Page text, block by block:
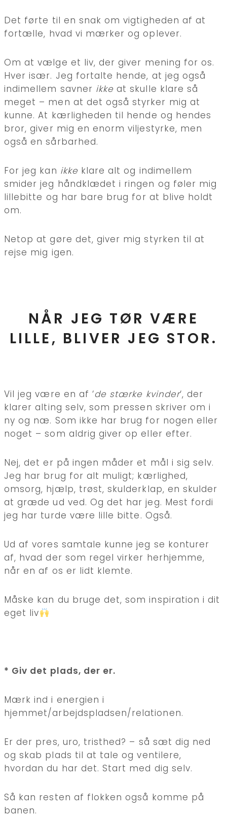
Det førte til en snak om vigtigheden af at
fortælle, hvad vi mærker og oplever.
Om at vælge et liv, der giver mening for os.
Hver især. Jeg fortalte hende, at jeg også
indimellem savner ikkeat skulle klare så
meget – men at det også styrker mig at
kunne. At kærligheden til hende og hendes
bror, giver mig en enorm viljestyrke, men
også en sårbarhed.
For jeg kan ikkeklare alt og indimellem
smider jeg håndklædet i ringen og føler mig
lillebitte og har bare brug for at blive holdt
om.
Netop at gøre det, giver mig styrken til at
rejse mig igen.
NÅR JEG TØR VÆRE
LILLE, BLIVER JEG STOR.
Vil jeg være en af ‘de stærke kvinder‘, der
klarer alting selv, som pressen skriver om i
ny og næ. Som ikke har brug for nogen eller
noget – som aldrig giver op eller efter.
Nej, det er på ingen måder et mål i sig selv.
Jeg har brug for alt muligt; kærlighed,
omsorg, hjælp, trøst, skulderklap, en skulder
at græde ud ved. Og det har jeg. Mest fordi
jeg har turde være lille bitte. Også.
Ud af vores samtale kunne jeg se konturer
af, hvad der som regel virker herhjemme,
når en af os er lidt klemte.
Måske kan du bruge det, som inspiration i dit
eget liv
* Giv det plads, der er.
Mærk ind i energien i
hjemmet/arbejdspladsen/relationen.
Er der pres, uro, tristhed? – så sæt dig ned
og skab plads til at tale og ventilere,
hvordan du har det. Start med dig selv.
Så kan resten af flokken også komme på
banen.